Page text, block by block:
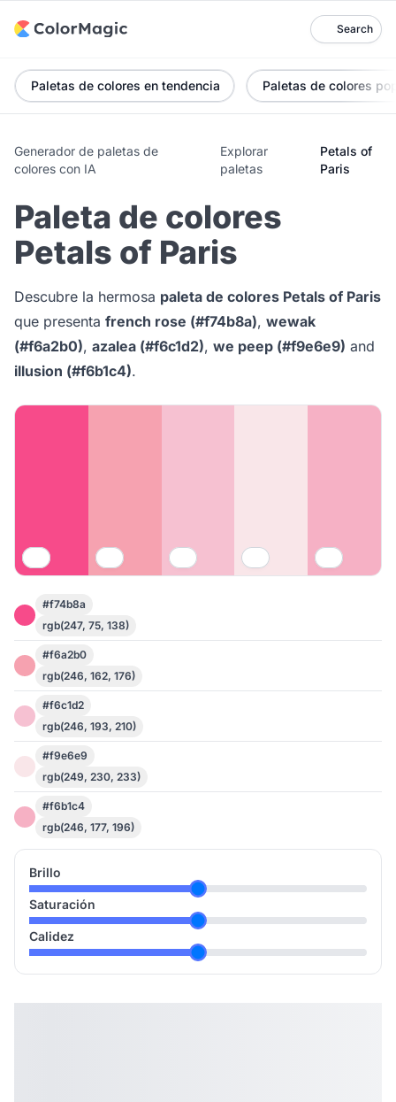
Search
Paletas de colores en tendencia Paletas de colores
Generador de paletas de
colores con IA
Explorar
paletas
Petals of
Paris
Paleta de colores
Petals of Paris
Descubre la hermosa paleta de colores Petals of Paris
que presenta french rose (#f74b8a), wewak
(#f6a2b0), azalea (#f6c1d2), we peep (#f9e6e9) and
illusion (#f6b1c4).
#f74b8a
rgb(247, 75, 138)
#f6a2b0
rgb(246, 162, 176)
#f6c1d2
rgb(246, 193, 210)
#f9e6e9
rgb(249, 230, 233)
#f6b1c4
rgb(246, 177, 196)
Brillo
Saturación
Calidez